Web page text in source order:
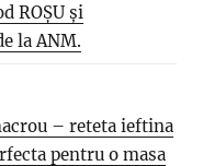
ROȘU și
la ANM.
vin...
– reteta ieftina
pentru o masa